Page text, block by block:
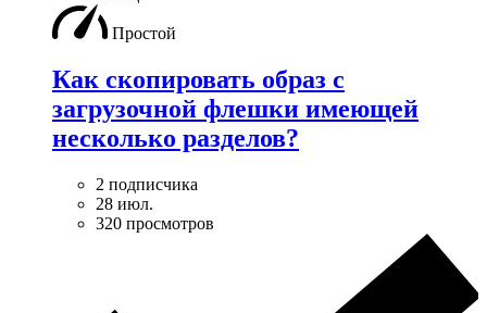
Простой
Как скопировать образ с
загрузочной флешки имеющей
несколько разделов?
2 подписчика
28 июл.
320 просмотров